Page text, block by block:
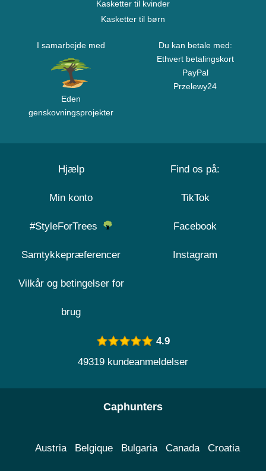
Kasketter til kvinder
Kasketter til børn
I samarbejde med
Eden
genskovningsprojekter
Du kan betale med:
Ethvert betalingskort
PayPal
Przelewy24
Hjælp
Min konto
#StyleForTrees
Samtykkepræferencer
Vilkår og betingelser for
brug
Find os på:
TikTok
Facebook
Instagram
4.9
49319 kundeanmeldelser
Caphunters
Austria Belgique Bulgaria Canada Croatia